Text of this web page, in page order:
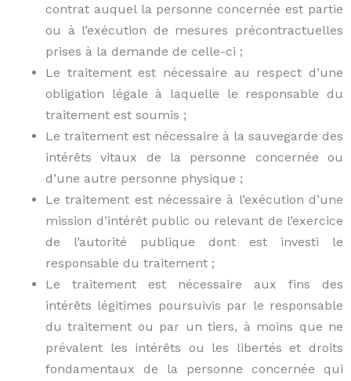
contrat auquel la personne concernée est partie
ou à l’exécution de mesures précontractuelles
prises à la demande de celle-ci ;
Le traitement est nécessaire au respect d’une
obligation légale à laquelle le responsable du
traitement est soumis ;
Le traitement est nécessaire à la sauvegarde des
intérêts vitaux de la personne concernée ou
d’une autre personne physique ;
Le traitement est nécessaire à l’exécution d’une
mission d’intérêt public ou relevant de l’exercice
de l’autorité publique dont est investi le
responsable du traitement ;
Le traitement est nécessaire aux fins des
intérêts légitimes poursuivis par le responsable
du traitement ou par un tiers, à moins que ne
prévalent les intérêts ou les libertés et droits
fondamentaux de la personne concernée qui